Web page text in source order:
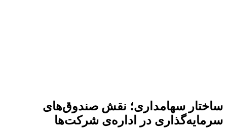
ساختار سهامداری؛ نقش صندوق‌های
سرمایه‌گذاری در اداره‌ی شرکت‌ها